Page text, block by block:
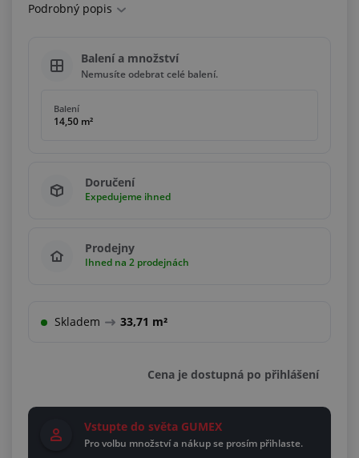
Podrobný popis
Balení a množství
Nemusíte odebrat celé balení.
Balení
14,50 m²
Doručení
Expedujeme ihned
Prodejny
Ihned na 2 prodejnách
Skladem 33,71 m²
Cena je dostupná po přihlášení
Vstupte do světa GUMEX
Pro volbu množství a nákup se prosím přihlaste.